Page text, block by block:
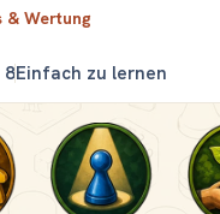
& Wertung
8Einfach zu lernen